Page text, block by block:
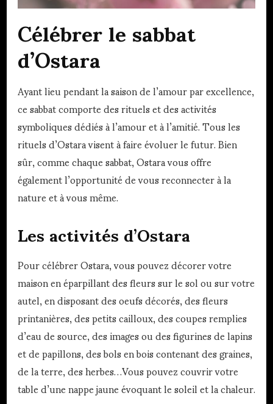
Célébrer le sabbat
d’Ostara
Ayant lieu pendant la saison de l’amour par excellence,
ce sabbat comporte des rituels et des activités
symboliques dédiés à l’amour et à l’amitié. Tous les
rituels d’Ostara visent à faire évoluer le futur. Bien
sûr, comme chaque sabbat, Ostara vous offre
également l’opportunité de vous reconnecter à la
nature et à vous même.
Les activités d’Ostara
Pour célébrer Ostara, vous pouvez décorer votre
maison en éparpillant des fleurs sur le sol ou sur votre
autel, en disposant des oeufs décorés, des fleurs
printanières, des petits cailloux, des coupes remplies
d’eau de source, des images ou des figurines de lapins
et de papillons, des bols en bois contenant des graines,
de la terre, des herbes…Vous pouvez couvrir votre
table d’une nappe jaune évoquant le soleil et la chaleur.